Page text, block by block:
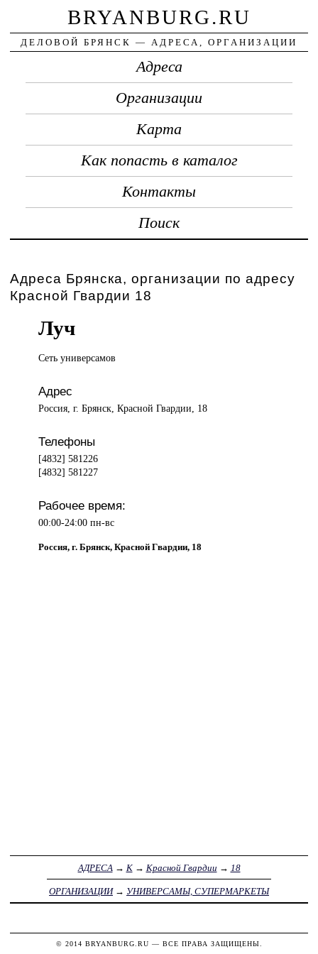
BRYANBURG.RU
ДЕЛОВОЙ БРЯНСК — АДРЕСА, ОРГАНИЗАЦИИ
Адреса
Организации
Карта
Как попасть в каталог
Контакты
Поиск
Адреса Брянска, организации по адресу
Красной Гвардии 18
Луч
Сеть универсамов
Адрес
Россия, г. Брянск, Красной Гвардии, 18
Телефоны
[4832] 581226
[4832] 581227
Рабочее время:
00:00-24:00 пн-вс
Россия, г. Брянск, Красной Гвардии, 18
АДРЕСА → К→ Красной Гвардии → 18
ОРГАНИЗАЦИИ→ УНИВЕРСАМЫ, СУПЕРМАРКЕТЫ
© 2014 BRYANBURG.RU — ВСЕ ПРАВА ЗАЩИЩЕНЫ.